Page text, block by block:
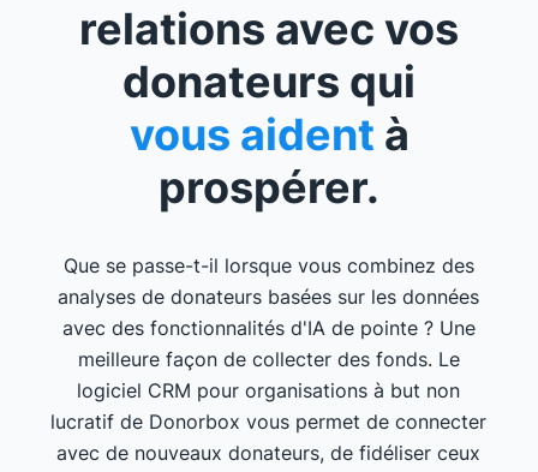
relations avec vos
donateurs qui
vous aident à
prospérer.
Que se passe-t-il lorsque vous combinez des
analyses de donateurs basées sur les données
avec des fonctionnalités d'IA de pointe ? Une
meilleure façon de collecter des fonds. Le
logiciel CRM pour organisations à but non
lucratif de Donorbox vous permet de connecter
avec de nouveaux donateurs, de fidéliser ceux